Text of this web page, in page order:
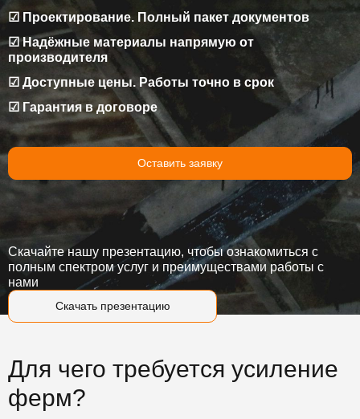
☑ Проектирование. Полный пакет документов
☑ Надёжные материалы напрямую от
производителя
☑ Доступные цены. Работы точно в срок
☑ Гарантия в договоре
Оставить заявку
Скачать презентацию
Скачайте нашу презентацию, чтобы ознакомиться с
полным спектром услуг и преимуществами работы с
нами
Для чего требуется усиление
ферм?